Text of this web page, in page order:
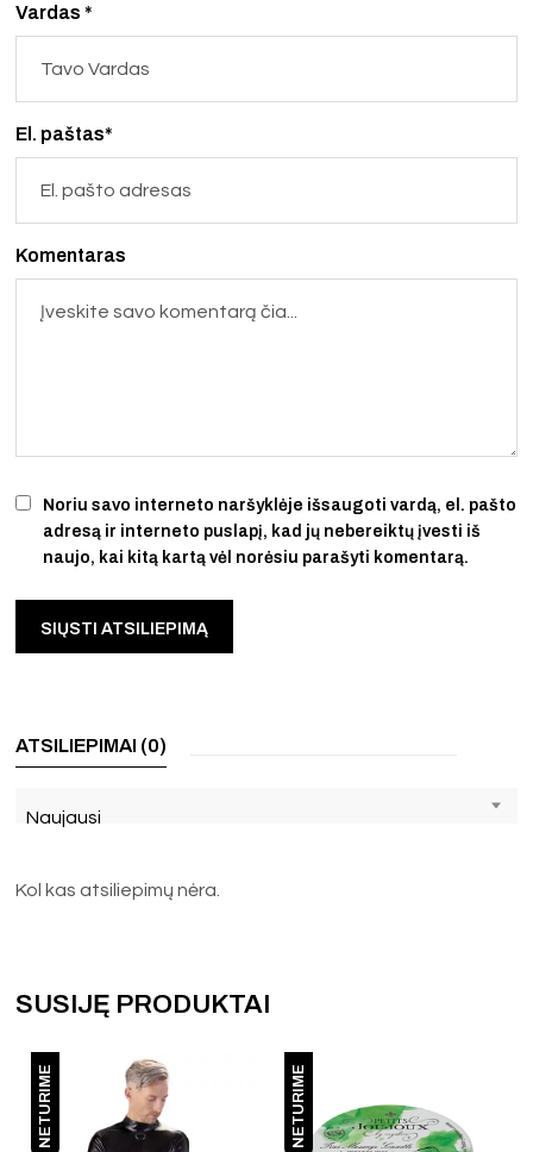
Vardas *
El. paštas*
Noriu savo interneto naršyklėje išsaugoti vardą, el. pašto
adresą ir interneto puslapį, kad jų nebereiktų įvesti iš
naujo, kai kitą kartą vėl norėsiu parašyti komentarą.
Komentaras
ATSILIEPIMAI (0)
Naujausi
Kol kas atsiliepimų nėra.
SUSIJĘ PRODUKTAI
NETURIME NETURIME